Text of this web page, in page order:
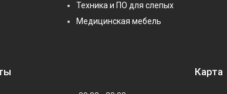
Техника и ПО для слепых
Медицинская мебель
Карта